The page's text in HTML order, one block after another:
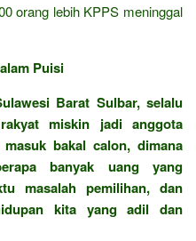
orang lebih KPPS meninggal
Puisi
Barat Sulbar, selalu
miskin jadi anggota
bakal calon, dimana
banyak uang yang
masalah pemilihan, dan
kita yang adil dan